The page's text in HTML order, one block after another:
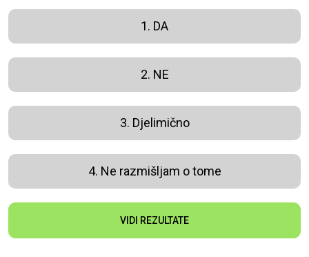
1. DA
2. NE
3. Djelimično
4. Ne razmišljam o tome
VIDI REZULTATE